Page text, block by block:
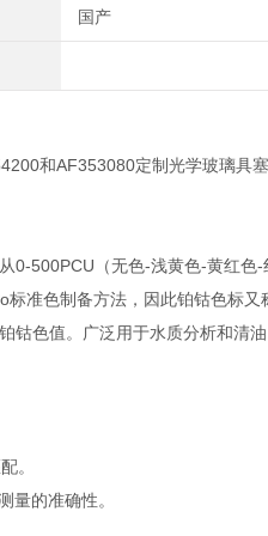
国产
和AF353080定制光学玻璃具
0-500PCU（无色-浅黄色-黄红色
准色制备方法，因此铂钴色标又
钴色值。广泛用于水质分析和清
。
量的准确性。